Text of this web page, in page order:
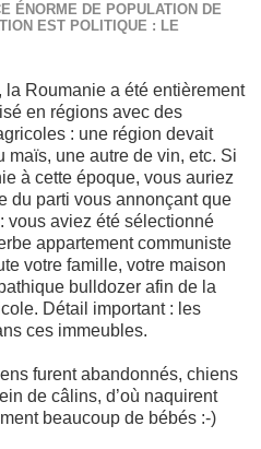
ÉNORME DE POPULATION DE
EST POLITIQUE : LE
la Roumanie a été entièrement
en régions avec des
: une région devait
maïs, une autre de vin, etc. Si
à cette époque, vous auriez
du parti vous annonçant que
vous aviez été sélectionné
appartement communiste
votre famille, votre maison
bulldozer afin de la
Détail important : les
ces immeubles.
furent abandonnés, chiens
de câlins, d’où naquirent
beaucoup de bébés :-)